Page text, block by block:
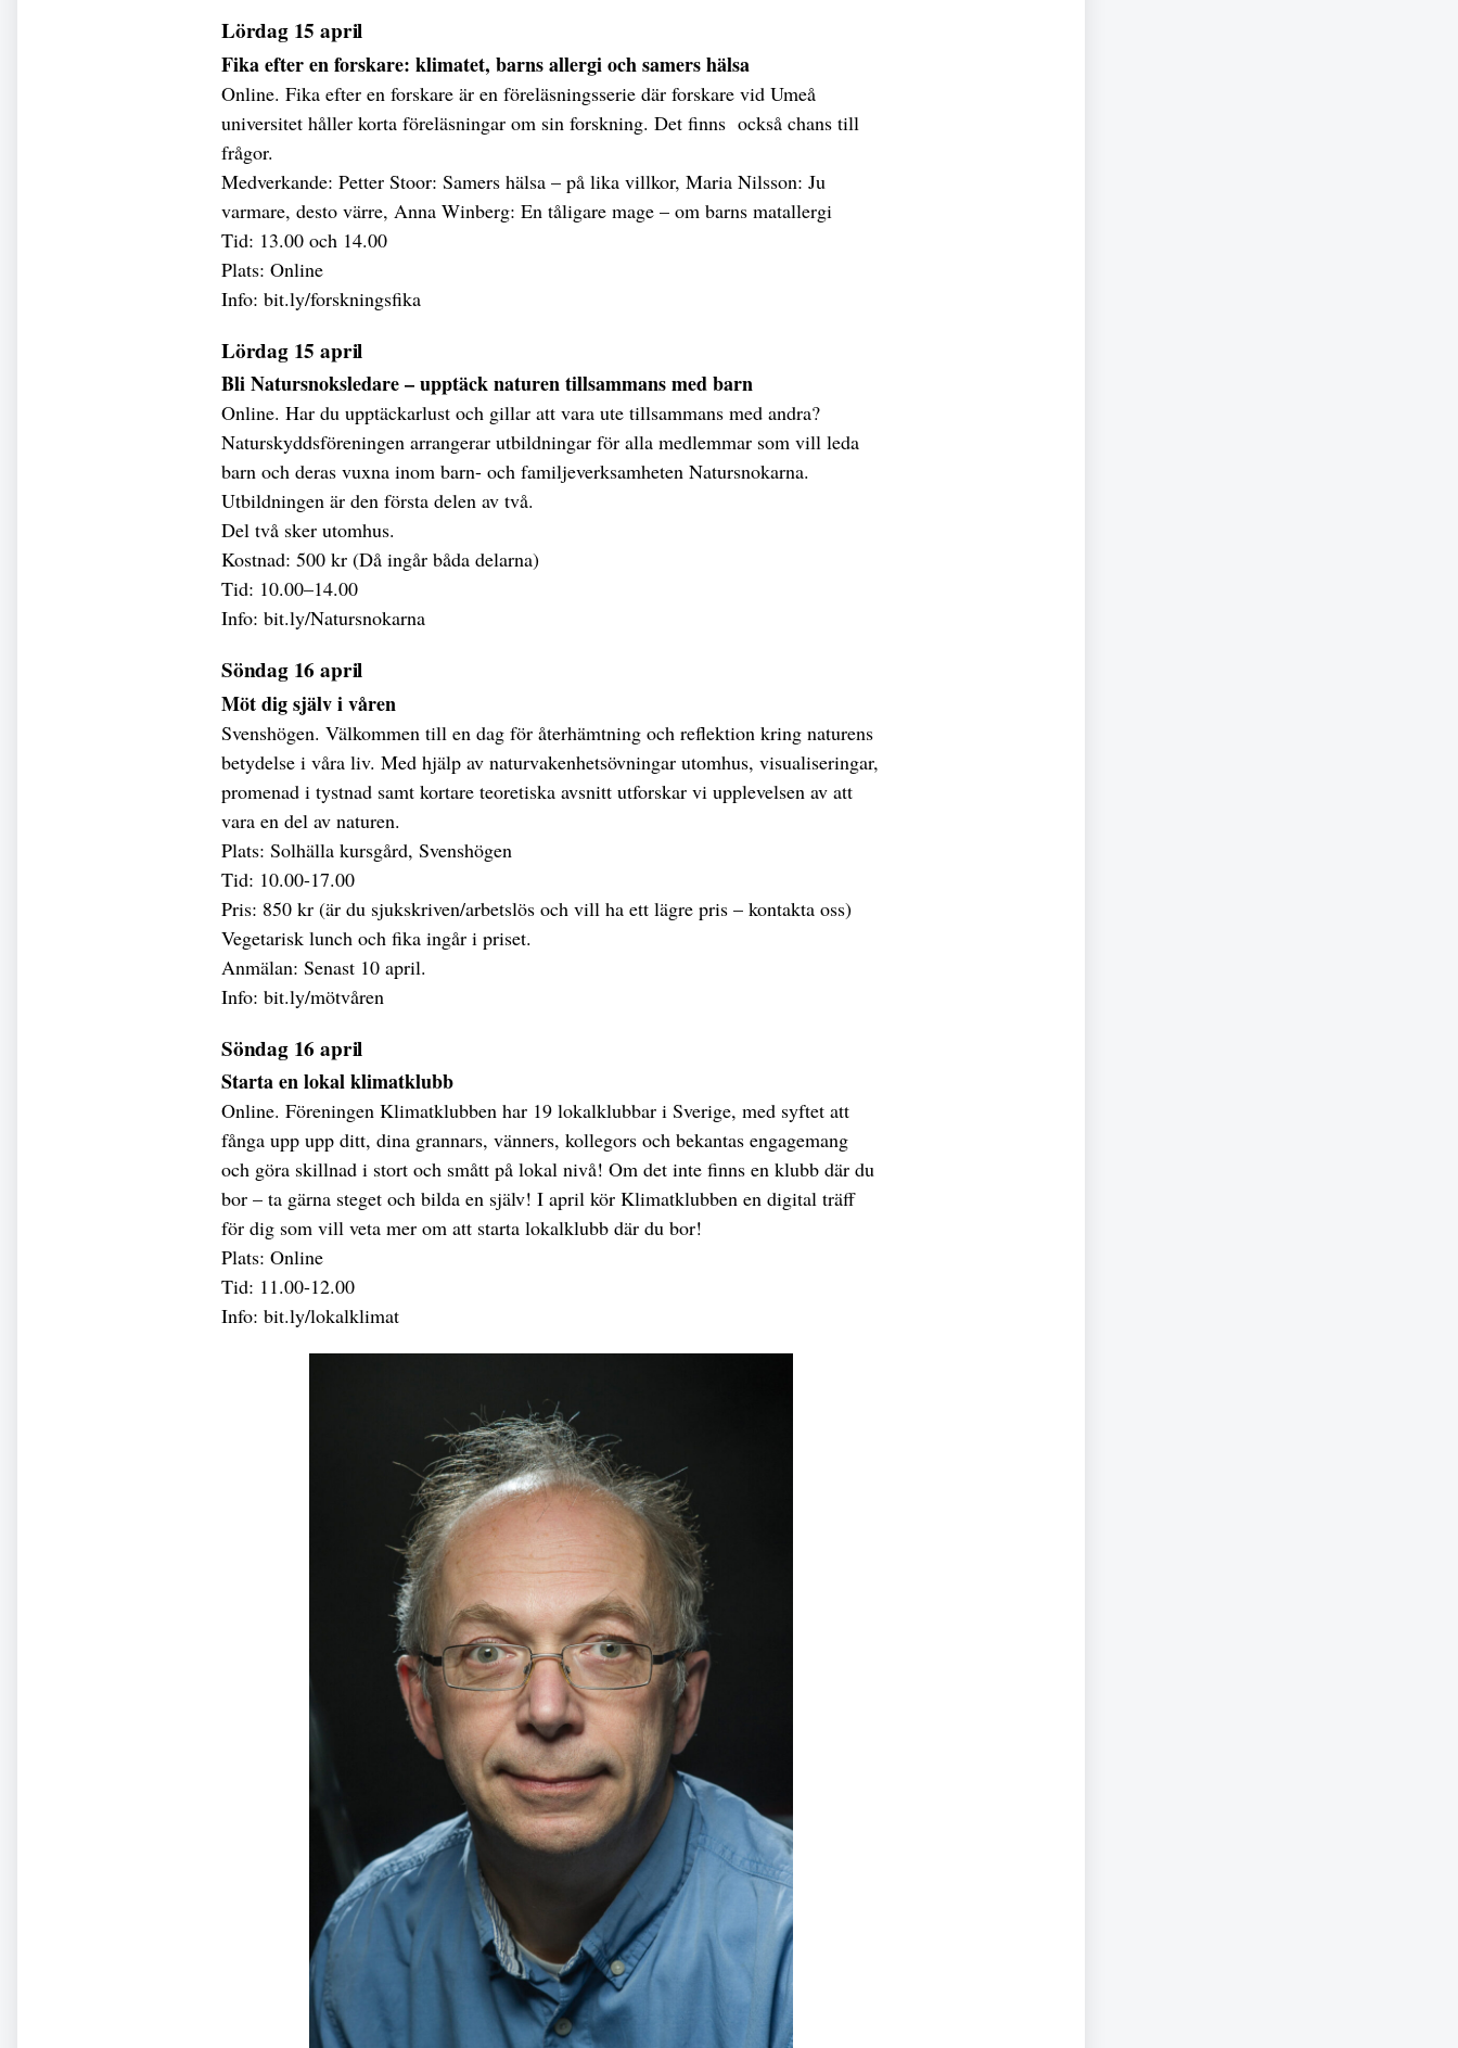
Lördag 15 april
Fika efter en forskare: klimatet, barns allergi och samers hälsa
Online. Fika efter en forskare är en föreläsningsserie där forskare vid Umeå
universitet håller korta föreläsningar om sin forskning. Det finns också chans till
frågor.
Medverkande: Petter Stoor: Samers hälsa – på lika villkor, Maria Nilsson: Ju
varmare, desto värre, Anna Winberg: En tåligare mage – om barns matallergi
Tid: 13.00 och 14.00
Plats: Online
Info: bit.ly/forskningsfika
Lördag 15 april
Bli Natursnoksledare – upptäck naturen tillsammans med barn
Online. Har du upptäckarlust och gillar att vara ute tillsammans med andra?
Naturskyddsföreningen arrangerar utbildningar för alla medlemmar som vill leda
barn och deras vuxna inom barn- och familjeverksamheten Natursnokarna.
Utbildningen är den första delen av två.
Del två sker utomhus.
Kostnad: 500 kr (Då ingår båda delarna)
Tid: 10.00–14.00
Info: bit.ly/Natursnokarna
Söndag 16 april
Möt dig själv i våren
Svenshögen. Välkommen till en dag för återhämtning och reflektion kring naturens
betydelse i våra liv. Med hjälp av naturvakenhetsövningar utomhus, visualiseringar,
promenad i tystnad samt kortare teoretiska avsnitt utforskar vi upplevelsen av att
vara en del av naturen.
Plats: Solhälla kursgård, Svenshögen
Tid: 10.00-17.00
Pris: 850 kr (är du sjukskriven/arbetslös och vill ha ett lägre pris – kontakta oss)
Vegetarisk lunch och fika ingår i priset.
Anmälan: Senast 10 april.
Info: bit.ly/mötvåren
Söndag 16 april
Starta en lokal klimatklubb
Online. Föreningen Klimatklubben har 19 lokalklubbar i Sverige, med syftet att
fånga upp upp ditt, dina grannars, vänners, kollegors och bekantas engagemang
och göra skillnad i stort och smått på lokal nivå! Om det inte finns en klubb där du
bor – ta gärna steget och bilda en själv! I april kör Klimatklubben en digital träff
för dig som vill veta mer om att starta lokalklubb där du bor!
Plats: Online
Tid: 11.00-12.00
Info: bit.ly/lokalklimat